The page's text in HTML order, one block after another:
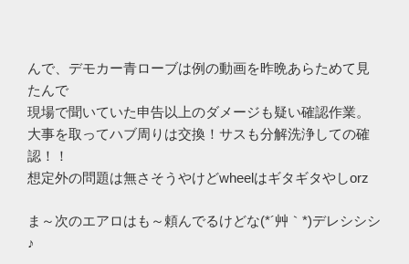
んで、デモカー青ローブは例の動画を昨晩あらためて見
たんで
現場で聞いていた申告以上のダメージも疑い確認作業。
大事を取ってハブ周りは交換！サスも分解洗浄しての確
認！！
想定外の問題は無さそうやけどwheelはギタギタやしorz
ま～次のエアロはも～頼んでるけどな(*´艸｀*)デレシシシ
♪